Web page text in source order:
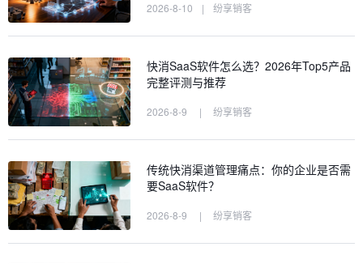
2026-8-10 | 纷享销客
快消SaaS软件怎么选？2026年Top5产品
完整评测与推荐
2026-8-9 | 纷享销客
传统快消渠道管理痛点：你的企业是否需
要SaaS软件？
2026-8-9 | 纷享销客